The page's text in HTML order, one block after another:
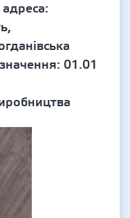
01.01